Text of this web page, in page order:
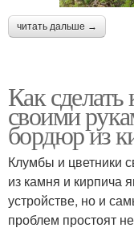
читать дальше →
Как
своими
бордюр из
Клумбы и цветники
из камня и кирпича
устройстве, но и
проблем простоят